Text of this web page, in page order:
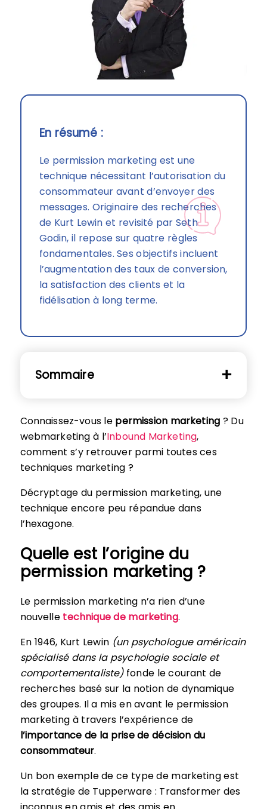
En résumé :
Le permission marketing est une
technique nécessitant l’autorisation du
consommateur avant d’envoyer des
messages. Originaire des recherches
de Kurt Lewin et revisité par Seth
Godin, il repose sur quatre règles
fondamentales. Ses objectifs incluent
l’augmentation des taux de conversion,
la satisfaction des clients et la
fidélisation à long terme.
Sommaire
Connaissez-vous le permission marketing? Du
webmarketing à l’Inbound Marketing,
comment s’y retrouver parmi toutes ces
techniques marketing ?
Décryptage du permission marketing, une
technique encore peu répandue dans
l’hexagone.
Quelle est l’origine du
permission marketing ?
Le permission marketing n’a rien d’une
nouvelle technique de marketing.
En 1946, Kurt Lewin (un psychologue américain
spécialisé dans la psychologie sociale et
comportementaliste)fonde le courant de
recherches basé sur la notion de dynamique
des groupes. Il a mis en avant le permission
marketing à travers l’expérience de
l’importance de la prise de décision du
consommateur.
Un bon exemple de ce type de marketing est
la stratégie de Tupperware : Transformer des